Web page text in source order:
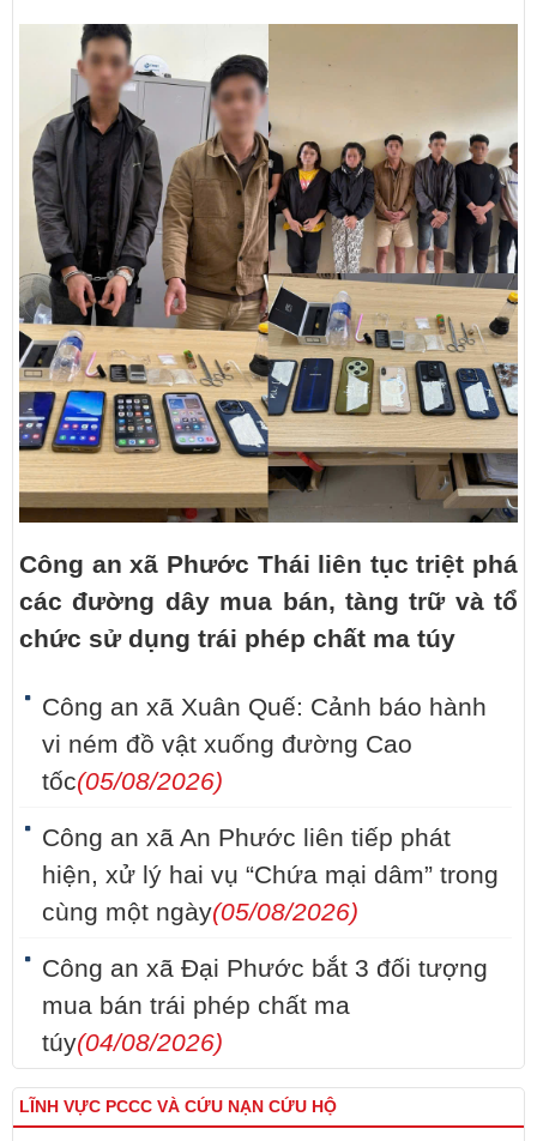
Công an xã Phước Thái liên tục triệt phá
các đường dây mua bán, tàng trữ và tổ
chức sử dụng trái phép chất ma túy
Công an xã Xuân Quế: Cảnh báo hành
vi ném đồ vật xuống đường Cao
tốc(05/08/2026)
Công an xã An Phước liên tiếp phát
hiện, xử lý hai vụ “Chứa mại dâm” trong
cùng một ngày(05/08/2026)
Công an xã Đại Phước bắt 3 đối tượng
mua bán trái phép chất ma
túy(04/08/2026)
LĨNH VỰC PCCC VÀ CỨU NẠN CỨU HỘ